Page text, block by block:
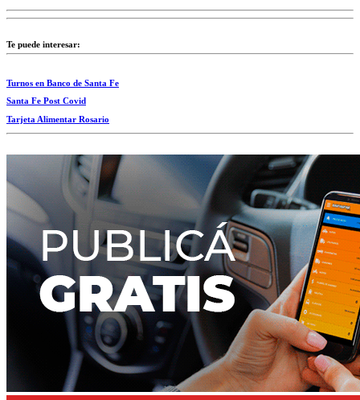
Te puede interesar:
Turnos en Banco de Santa Fe
Santa Fe Post Covid
Tarjeta Alimentar Rosario